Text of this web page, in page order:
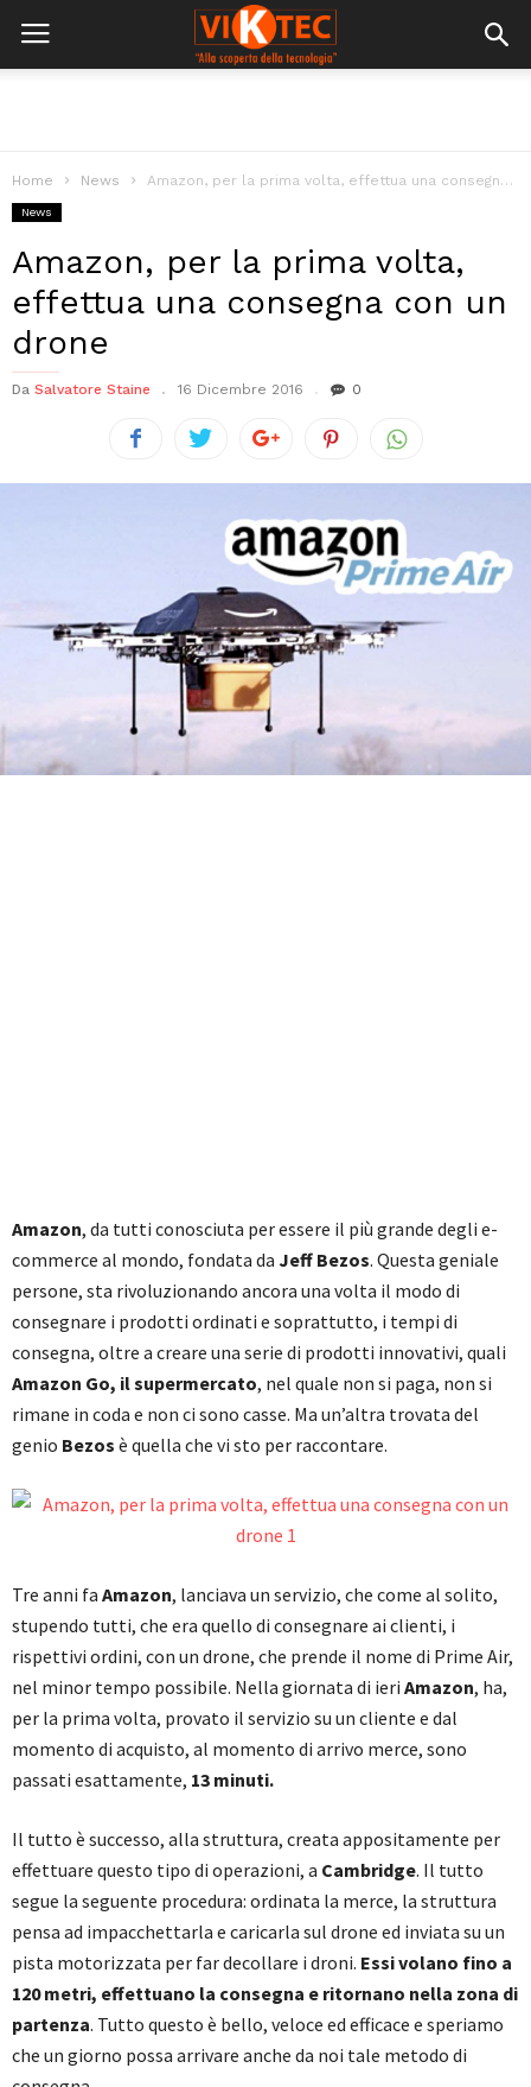
Home News Amazon, per la prima volta, effettua una consegna con un drone
News
Amazon, per la prima volta,
effettua una consegna con un
drone
Da Salvatore Staine 16 Dicembre 2016 0
Amazon, da tutti conosciuta per essere il più grande degli e-
commerce al mondo, fondata da Jeff Bezos. Questa geniale
persone, sta rivoluzionando ancora una volta il modo di
consegnare i prodotti ordinati e soprattutto, i tempi di
consegna, oltre a creare una serie di prodotti innovativi, quali
Amazon Go, il supermercato, nel quale non si paga, non si
rimane in coda e non ci sono casse. Ma un’altra trovata del
genio Bezos è quella che vi sto per raccontare.
Tre anni fa Amazon, lanciava un servizio, che come al solito,
stupendo tutti, che era quello di consegnare ai clienti, i
rispettivi ordini, con un drone, che prende il nome di Prime Air,
nel minor tempo possibile. Nella giornata di ieri Amazon, ha,
per la prima volta, provato il servizio su un cliente e dal
momento di acquisto, al momento di arrivo merce, sono
passati esattamente, 13 minuti.
Il tutto è successo, alla struttura, creata appositamente per
effettuare questo tipo di operazioni, a Cambridge. Il tutto
segue la seguente procedura: ordinata la merce, la struttura
pensa ad impacchettarla e caricarla sul drone ed inviata su un
pista motorizzata per far decollare i droni. Essi volano fino a
120 metri, effettuano la consegna e ritornano nella zona di
partenza. Tutto questo è bello, veloce ed efficace e speriamo
che un giorno possa arrivare anche da noi tale metodo di